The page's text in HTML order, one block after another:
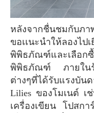
หลังจากชื่นชมกับภาพเขียนของโมเนต์แล้ว เรา
ขอเเนะนำให้ลองไ
พิพิธภัณฑ์และเลือกซื้
พิพิธภัณฑ์ ภายใน
ต่างๆที่ได้รับแรงบั
Lilies ของโมเนต์ เ
เครื่องเขียน โปสก